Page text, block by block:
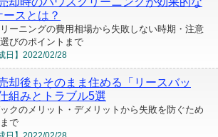
ースとは？
ーニングの費用相場から失敗しない時期・注意
びのポイントまで
日】 2022/02/28
却後もそのまま住める「リースバッ
組みとトラブル5選
クのメリット・デメリットから失敗を防ぐため
で